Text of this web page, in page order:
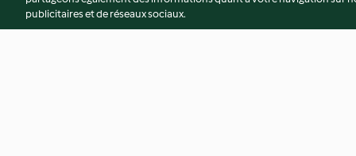
publicitaires et de réseaux sociaux.